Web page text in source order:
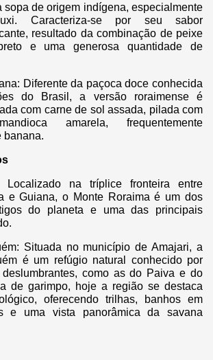
sopa de origem indígena, especialmente
Caracteriza-se por seu sabor
resultado da combinação de peixe
e uma generosa quantidade de
Diferente da paçoca doce conhecida
do Brasil, a versão roraimense é
com carne de sol assada, pilada com
amarela, frequentemente
banana.
Localizado na tríplice fronteira entre
e Guiana, o Monte Roraima é um dos
do planeta e uma das principais
Situada no município de Amajari, a
é um refúgio natural conhecido por
como as do Paiva e do
de garimpo, hoje a região se destaca
oferecendo trilhas, banhos em
e uma vista panorâmica da savana